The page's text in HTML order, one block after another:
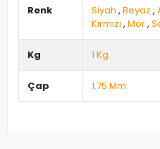
Renk Siyah , Beyaz ,
Kırmızı , Mor,
Kg 1 Kg
Çap 1.75 Mm